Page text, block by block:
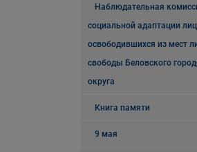
Наблюдательная
социальной адаптации
освободившихся из мест
свободы Беловского
округа
Книга памяти
9 мая